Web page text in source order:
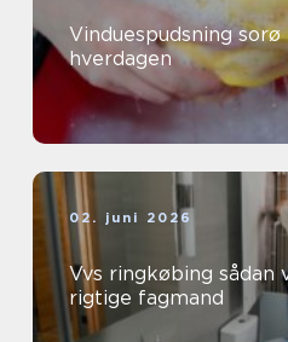
Vinduespudsning sorø klar udsigt i
hverdagen
02. juni 2026
Vvs ringkøbing sådan vælger du den
rigtige fagmand